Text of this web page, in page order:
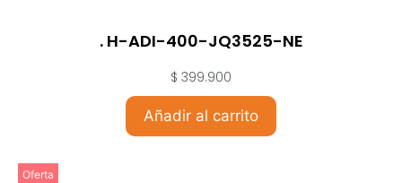
. H-ADI-400-JQ3525-NE
$ 399.900
Añadir al carrito
Oferta